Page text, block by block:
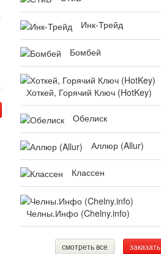
Инк-Трейд
Бомбей
Хоткей, Горячий Ключ (HotKey)
Обелиск
Аллюр (Allur)
Классен
Челны.Инфо (Chelny.info)
смотреть все заказать